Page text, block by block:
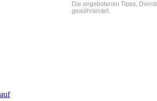
Die angebotenen Tipps,
gewährleistet.